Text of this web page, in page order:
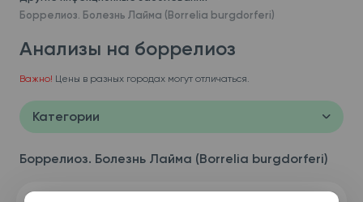
Боррелиоз. Болезнь Лайма (Borrelia burgdorferi)
Анализы на боррелиоз
Важно! Цены в разных городах могут отличаться.
Категории
Боррелиоз. Болезнь Лайма (Borrelia burgdorferi)